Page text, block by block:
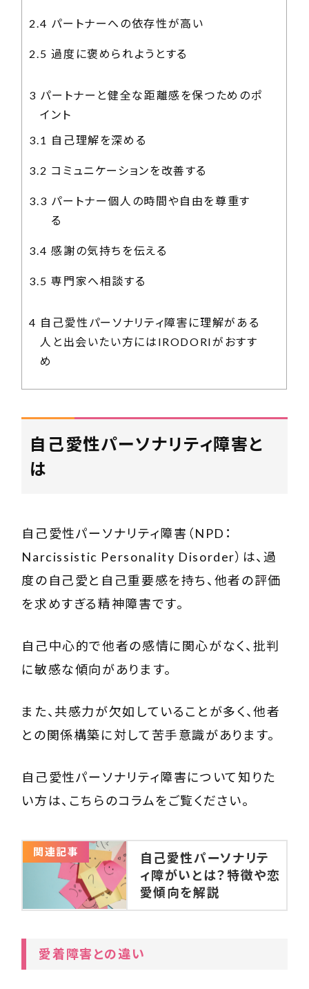
2.4 パートナーへの依存性が高い
2.5 過度に褒められようとする
3 パートナーと健全な距離感を保つためのポ
イント
3.1 自己理解を深める
3.2 コミュニケーションを改善する
3.3 パートナー個人の時間や自由を尊重す
る
3.4 感謝の気持ちを伝える
3.5 専門家へ相談する
4 自己愛性パーソナリティ障害に理解がある
人と出会いたい方にはIRODORIがおすす
め
自己愛性パーソナリティ障害と
は
自己愛性パーソナリティ障害（NPD：
Narcissistic Personality Disorder）は、過
度の自己愛と自己重要感を持ち、他者の評価
を求めすぎる精神障害です。
自己中心的で他者の感情に関心がなく、批判
に敏感な傾向があります。
また、共感力が欠如していることが多く、他者
との関係構築に対して苦手意識があります。
自己愛性パーソナリティ障害について知りた
い方は、こちらのコラムをご覧ください。
関連記事
自己愛性パーソナリテ
ィ障がいとは？特徴や恋
愛傾向を解説
愛着障害との違い